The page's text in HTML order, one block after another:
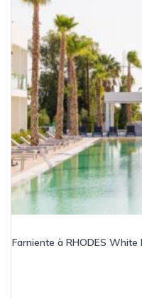
Farniente à RHODES